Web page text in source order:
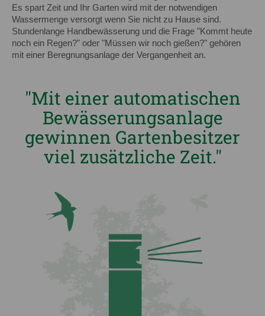
Es spart Zeit und Ihr Garten wird mit der notwendigen
Wassermenge versorgt wenn Sie nicht zu Hause sind.
Stundenlange Handbewässerung und die Frage "Kommt heute
noch ein Regen?" oder "Müssen wir noch gießen?" gehören
mit einer Beregnungsanlage der Vergangenheit an.
"Mit einer automatischen
Bewässerungsanlage
gewinnen Gartenbesitzer
viel zusätzliche Zeit."